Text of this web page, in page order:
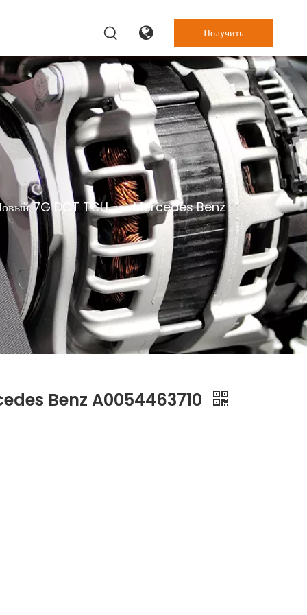
Получить
цену
7G DCT TCU для Mercedes Benz
Benz A0054463710